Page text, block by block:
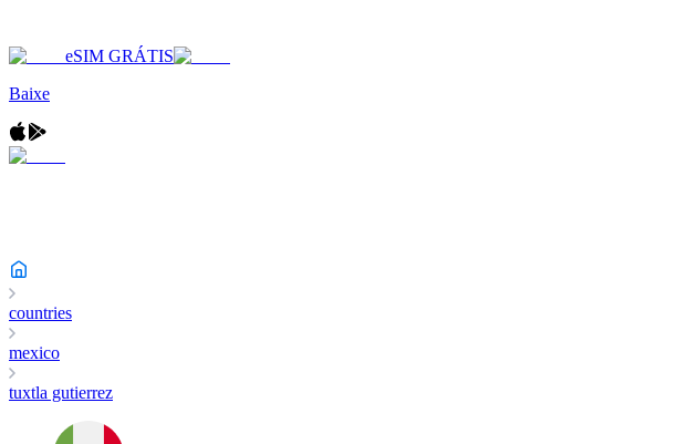
eSIM GRÁTIS
Baixe
countries
mexico
tuxtla gutierrez